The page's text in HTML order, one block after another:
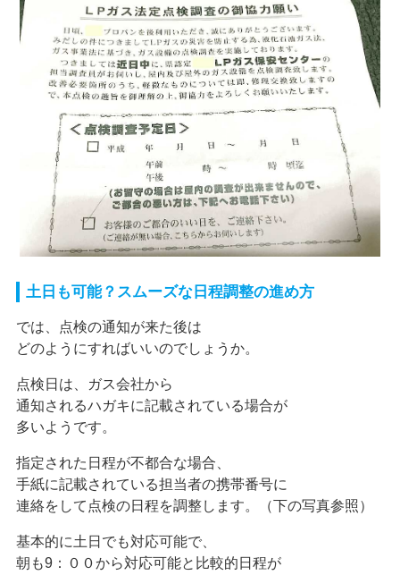
土日も可能？スムーズな日程調整の進め方
では、点検の通知が来た後は
どのようにすればいいのでしょうか。
点検日は、ガス会社から
通知されるハガキに記載されている場合が
多いようです。
指定された日程が不都合な場合、
手紙に記載されている担当者の携帯番号に
連絡をして点検の日程を調整します。（下の写真参照）
基本的に土日でも対応可能で、
朝も9：００から対応可能と比較的日程が